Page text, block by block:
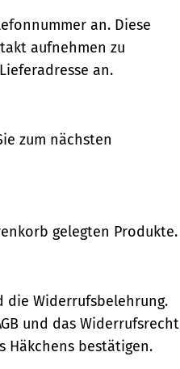
an. Diese
aufnehmen zu
an.
zum nächsten
gelegten Produkte.
die Widerrufsbelehrung.
und das Widerrufsrecht
Häkchens bestätigen.